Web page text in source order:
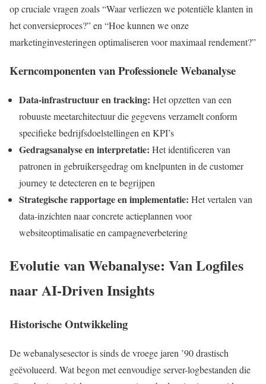
op cruciale vragen zoals “Waar verliezen we potentiële klanten in
het conversieproces?” en “Hoe kunnen we onze
marketinginvesteringen optimaliseren voor maximaal rendement?”
Kerncomponenten van Professionele Webanalyse
Data-infrastructuur en tracking: Het opzetten van een
robuuste meetarchitectuur die gegevens verzamelt conform
specifieke bedrijfsdoelstellingen en KPI’s
Gedragsanalyse en interpretatie: Het identificeren van
patronen in gebruikersgedrag om knelpunten in de customer
journey te detecteren en te begrijpen
Strategische rapportage en implementatie: Het vertalen van
data-inzichten naar concrete actieplannen voor
websiteoptimalisatie en campagneverbetering
Evolutie van Webanalyse: Van Logfiles
naar AI-Driven Insights
Historische Ontwikkeling
De webanalysesector is sinds de vroege jaren ’90 drastisch
geëvolueerd. Wat begon met eenvoudige server-logbestanden die